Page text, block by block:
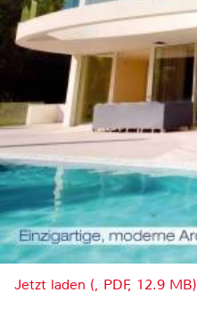
Jetzt laden (, PDF, 12.9 MB)